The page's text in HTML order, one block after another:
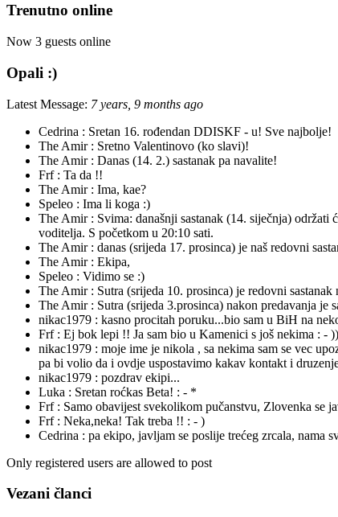
Trenutno online
Now 3 guests online
Opali :)
Latest Message: 7 years, 9 months ago
Cedrina : Sretan 16. rođendan DDISKF - u! Sve najbolje!
The Amir : Sretno Valentinovo (ko slavi)!
The Amir : Danas (14. 2.) sastanak pa navalite!
Frf : Ta da !!
The Amir : Ima, kae?
Speleo : Ima li koga :)
The Amir : Svima: današnji sastanak (14. siječnja)
voditelja. S početkom u 20:10 sati.
The Amir : danas (srijeda 17. prosinca) je naš redovni
The Amir : Ekipa,
Speleo : Vidimo se :)
The Amir : Sutra (srijeda 10. prosinca) je redovni
The Amir : Sutra (srijeda 3.prosinca) nakon predavanja je
nikac1979 : kasno procitah poruku...bio sam u BiH na
Frf : Ej bok lepi !! Ja sam bio u Kamenici s još nekima : - ))
nikac1979 : moje ime je nikola , sa nekima sam se vec
pa bi volio da i ovdje uspostavimo kakav kontakt i
nikac1979 : pozdrav ekipi...
Luka : Sretan roćkas Beta! : - *
Frf : Samo obavijest svekolikom pučanstvu, Zlovenka se
Frf : Neka,neka! Tak treba !! : - )
Cedrina : pa ekipo, javljam se poslije trećeg zrcala, nama
Only registered users are allowed to post
Vezani članci